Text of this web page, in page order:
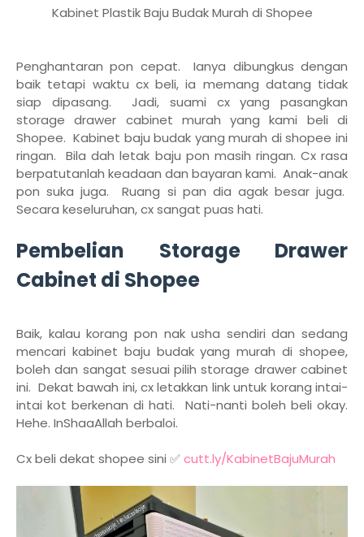
Kabinet Plastik Baju Budak Murah di Shopee
Penghantaran pon cepat. Ianya dibungkus dengan
baik tetapi waktu cx beli, ia memang datang tidak
siap dipasang. Jadi, suami cx yang pasangkan
storage drawer cabinet murah yang kami beli di
Shopee. Kabinet baju budak yang murah di shopee ini
ringan. Bila dah letak baju pon masih ringan. Cx rasa
berpatutanlah keadaan dan bayaran kami. Anak-anak
pon suka juga. Ruang si pan dia agak besar juga.
Secara keseluruhan, cx sangat puas hati.
Pembelian Storage Drawer
Cabinet di Shopee
Baik, kalau korang pon nak usha sendiri dan sedang
mencari kabinet baju budak yang murah di shopee,
boleh dan sangat sesuai pilih storage drawer cabinet
ini. Dekat bawah ini, cx letakkan link untuk korang intai-
intai kot berkenan di hati. Nati-nanti boleh beli okay.
Hehe. InShaaAllah berbaloi.
Cx beli dekat shopee sini ✅cutt.ly/KabinetBajuMurah